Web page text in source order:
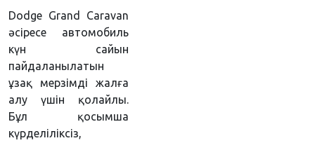
Dodge Grand Caravan
әсіресе автомобиль
күн сайын
пайдаланылатын
ұзақ мерзімді жалға
алу үшін қолайлы.
Бұл қосымша
күрделіліксіз,